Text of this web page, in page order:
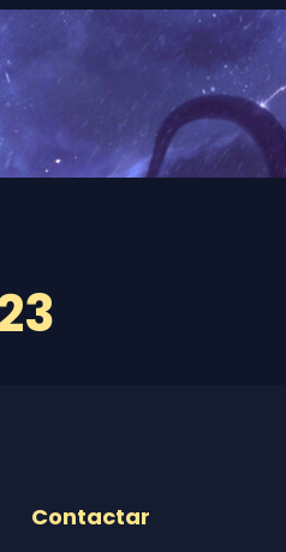
Contactar